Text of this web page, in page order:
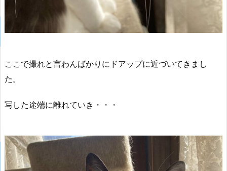
ここで撮れと言わんばかりにドアップに近づいてきまし
た。
写した途端に離れていき・・・